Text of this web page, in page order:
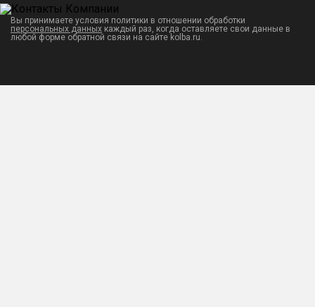
Вы принимаете условия политики в отношении обработки
персональных данных каждый раз, когда оставляете свои данные в
любой форме обратной связи на сайте kolba.ru.